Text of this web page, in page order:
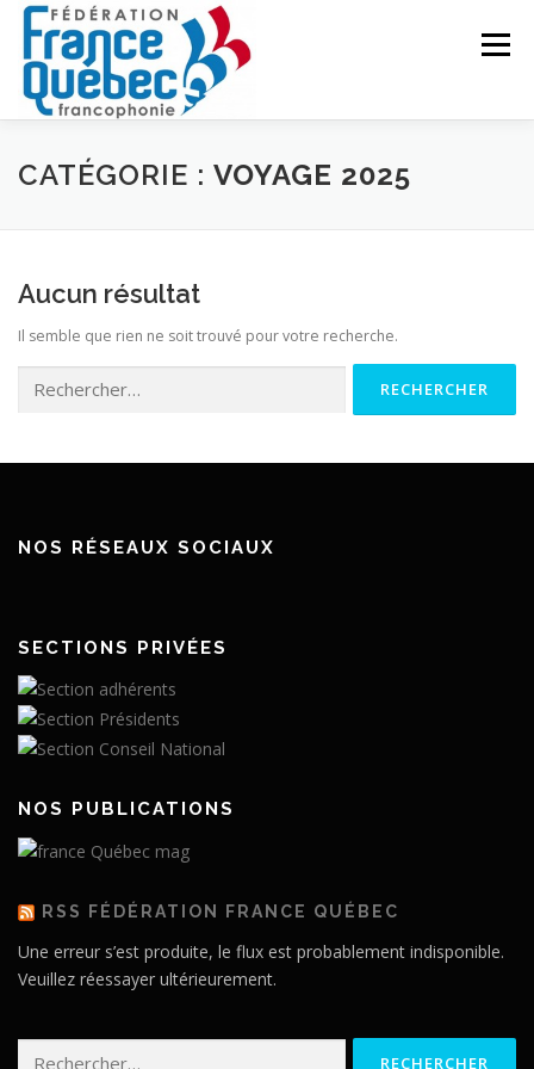
Aller
contenu
Menu
FÉDÉRATION ACTIVITÉS PUBLICATIONS
INTRANET
CATÉGORIE : VOYAGE 2025
Aucun résultat
Il semble que rien ne soit trouvé pour votre recherche.
NOS RÉSEAUX SOCIAUX
SECTIONS PRIVÉES
NOS PUBLICATIONS
RSS FÉDÉRATION FRANCE QUÉBEC
Une erreur s’est produite, le flux est probablement indisponible.
Veuillez réessayer ultérieurement.